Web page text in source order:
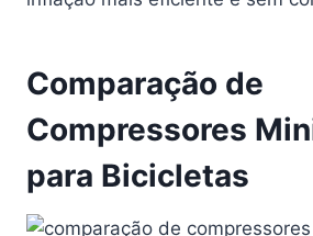
Comparação de
Compressores
para Bicicletas